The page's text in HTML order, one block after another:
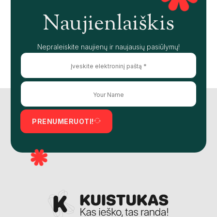
Naujienlaiškis
Nepraleiskite naujienų ir naujausių pasiūlymų!
PRENUMERUOTI!